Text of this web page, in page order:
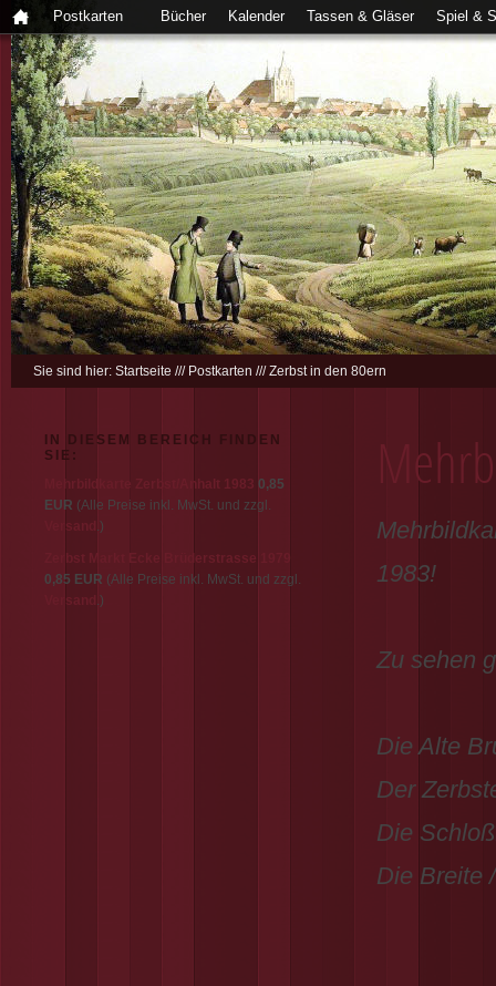
Postkarten Bücher Kalender Tassen & Gläser Spiel &
Sie sind hier: Startseite /// Postkarten ///Zerbst in den 80ern
1983!
Zu sehen
Die Alte
Der
Die
Die Breite
IN DIESEM BEREICH FINDEN
SIE:
Mehrbildkarte Zerbst/Anhalt 1983 0,85
EUR (Alle Preise inkl. MwSt. und zzgl.
Versand .)
Zerbst Markt Ecke Brüderstrasse 1979
0,85 EUR (Alle Preise inkl. MwSt. und zzgl.
Versand .)